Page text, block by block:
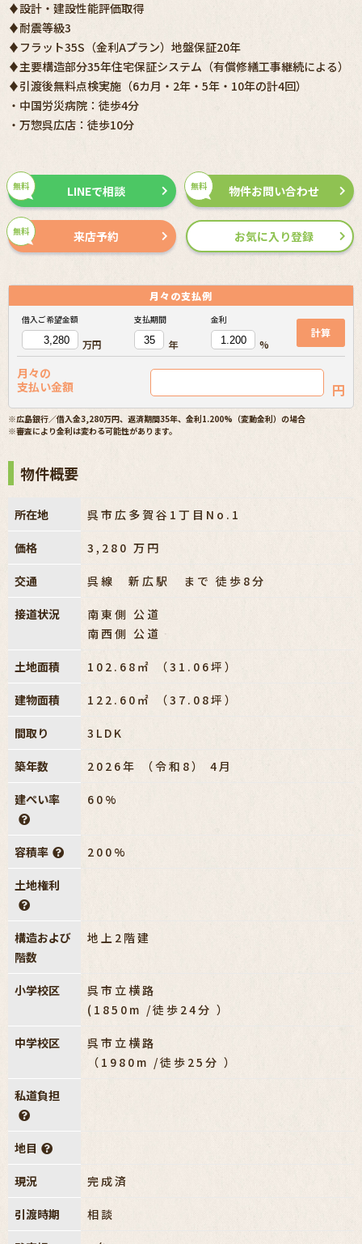
♦設計・建設性能評価取得
♦耐震等級3
♦フラット35S（金利Aプラン）地盤保証20年
♦主要構造部分35年住宅保証システム（有償修繕工事継続による）
♦引渡後無料点検実施（6カ月・2年・5年・10年の計4回）
・中国労災病院：徒歩4分
・万惣呉広店：徒歩10分
無料 物件お問い合わせ
無料 LINEで相談
無料 来店予約 お気に入り登録
月々の支払例
借入ご希望金額
万円
支払期間
年
金利
%
計算
月々の
支払い金額
円
※広島銀行／借入金3,280万円、返済期間35年、金利1.200%（変動金利）の場合
※審査により金利は変わる可能性があります。
物件概要
所在地 呉市広多賀谷1丁目No.1
価格 3,280 万円
交通 呉線 新広駅 まで 徒歩8分
接道状況
南東側 公道
南西側 公道
土地面積 102.68㎡ （31.06坪）
建物面積 122.60㎡ （37.08坪）
間取り 3LDK
築年数 2026年 （令和8） 4月
建ぺい率 60%
容積率 200%
土地権利
構造および
階数
地上2階建
小学校区
呉市立横路
(1850m /徒歩24分 ）
中学校区
呉市立横路
（1980m /徒歩25分 ）
私道負担
地目
現況 完成済
引渡時期 相談